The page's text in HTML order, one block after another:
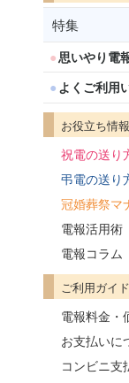
特集
思いやり電
よくご利用
お役立ち情報
祝電の送り
弔電の送り
冠婚葬祭マ
電報活用術
電報コラム
ご利用ガイド
電報料金・
お支払いに
コンビニ支